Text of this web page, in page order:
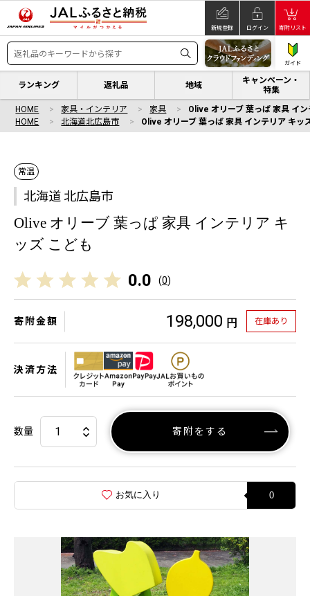
新規登録 ログイン 寄附リスト
ガイド
ランキング 返礼品 地域
キャンペーン・
特集
HOME 家具・インテリア 家具
Olive オリーブ 葉っぱ 家具 イ
HOME
北海道北広島市 Olive オリーブ 葉っぱ 家具 インテリア キッ
常温
北海道 北広島市
Olive オリーブ 葉っぱ 家具 インテリア キ
ッズ こども
0.0 (0)
寄附金額 198,000 円 在庫あり
決済方法
数量 寄附をする
お気に入り 0